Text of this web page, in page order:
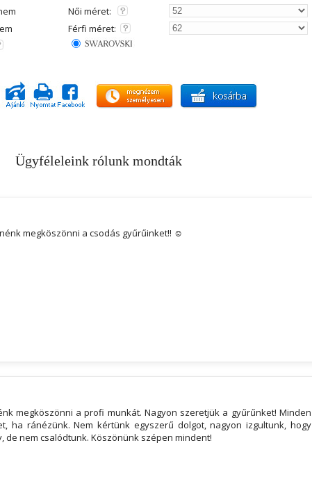
Női méret:
Férfi méret:
Ügyféleleink rólunk mondták
megköszönni a csodás gyűrűinket!! ☺
megköszönni a profi munkát. Nagyon szeretjük a gyűrűnket! Minden
ha ránézünk. Nem kértünk egyszerű dolgot, nagyon izgultunk, hogy
de nem csalódtunk. Köszönünk szépen mindent!